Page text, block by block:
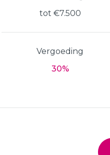
tot €7.500
Vergoeding
30%